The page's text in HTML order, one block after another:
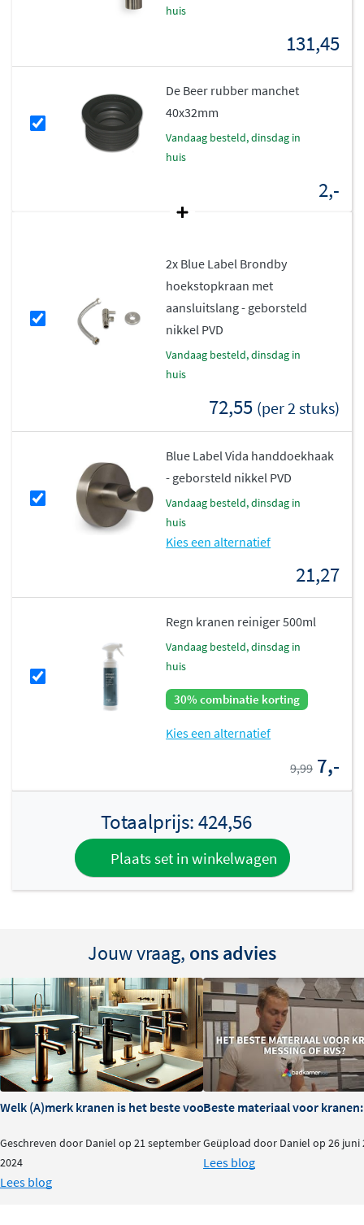
en voldoet
aan de KIWA-normen. Dat garandeert een lange
levensduur en betrouwbare prestaties. De kraan is
geschikt voor 1-gats montage en wordt geleverd zonder
waste, zodat je zelf kunt kiezen welke afvoeroplossing
het beste bij jouw wastafel past. De aansluiting gebeurt
huis
131,45
De Beer rubber manchet
40x32mm
vandaag besteld, dinsdag in
huis
2,-
2x Blue Label Brondby
hoekstopkraan met
aansluitslang - geborsteld
nikkel PVD
vandaag besteld, dinsdag in
huis
72,55 (per 2 stuks)
Blue Label Vida handdoekhaak
- geborsteld nikkel PVD
vandaag besteld, dinsdag in
huis
Kies een alternatief
21,27
Regn kranen reiniger 500ml
vandaag besteld, dinsdag in
huis
30% combinatie korting
Kies een alternatief
9,99 7,-
Totaalprijs:424,56
Plaats set in winkelwagen
Jouw vraag, ons advies
Welk (A)merk kranen is het beste voor je badkamer?
Geschreven door Daniel op 21 september
2024
Lees blog
Beste materiaal voor kranen:
Geüpload door Daniel op 26 juni
Lees blog